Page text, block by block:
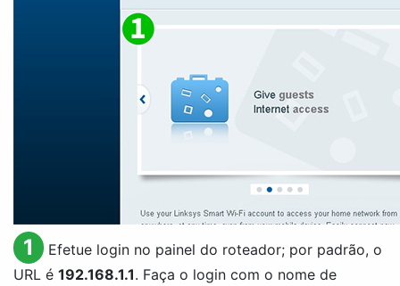
1
Efetue login no painel do roteador; por padrão, o
URL é 192.168.1.1. Faça o login com o nome de